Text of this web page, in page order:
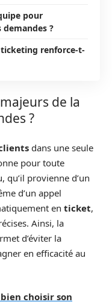
pour
?
renforce-t-
de la
?
dans une seule
pour toute
qu’il provienne d’un
d’un appel
en ticket,
Ainsi, la
d’éviter la
en efficacité au
choisir son